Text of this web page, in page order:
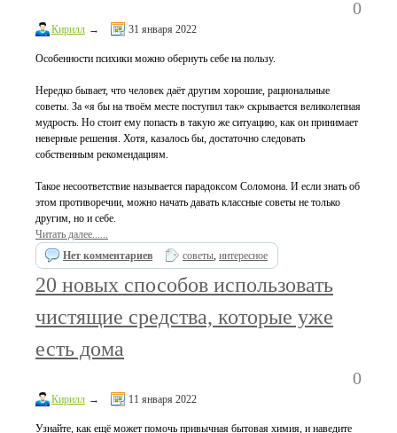
0
Кирилл → 31 января 2022
Особенности психики можно обернуть себе на пользу.
Нередко бывает, что человек даёт другим хорошие, рациональные
советы. За «я бы на твоём месте поступил так» скрывается великолепная
мудрость. Но стоит ему попасть в такую же ситуацию, как он принимает
неверные решения. Хотя, казалось бы, достаточно следовать
собственным рекомендациям.
Такое несоответствие называется парадоксом Соломона. И если знать об
этом противоречии, можно начать давать классные советы не только
другим, но и себе.
Читать далее......
Нет комментариев
советы, интересное
20 новых способов использовать
чистящие средства, которые уже
есть дома
0
Кирилл → 11 января 2022
Узнайте, как ещё может помочь привычная бытовая химия, и наведите